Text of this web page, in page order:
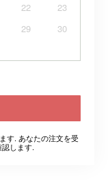
22
23
29
30
す. あなたの注文を受
します.